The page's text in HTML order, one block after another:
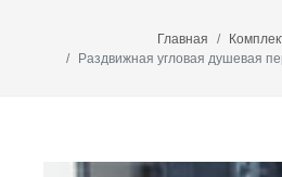
Главная
Раздвижная угловая душевая